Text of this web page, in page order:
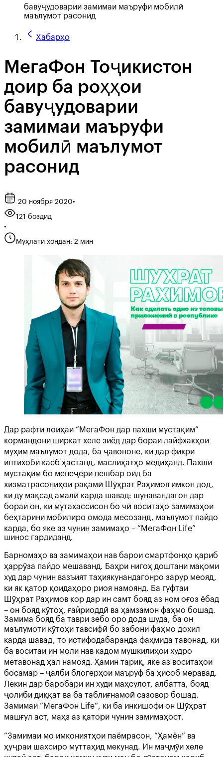
бавуҷудоварии замимаи маъруфи мобилӣ
маълумот расонид
Хабарҳо
МегаФон Тоҷикистон
доир ба роҳҳои
бавуҷудоварии
замимаи маъруфи
мобилӣ маълумот
расонид
20 ноября 2020•
121 боздид
•
Муҳлати хондан: 2 мин
Дар рафти лоиҳаи “МегаФон дар пахши мустақим”
кормандони ширкат хеле зиёд дар бораи лайфхакҳои
муҳим маълумот дода, ба ҷавононе, ки дар фикри
интихоби касб ҳастанд, маслиҳатҳо медиҳанд. Пахши
мустақим бо менеҷери пешбар оид ба
хизматрасониҳои рақамӣ Шӯҳрат Раҳимов имкон дод,
ки ду мақсад амалӣ карда шавад: шунавандагон дар
бораи он, ки мутахассисон бо чӣ воситаҳо замимаҳои
беҳтарини мобилиро омода месозанд, маълумот пайдо
карда, бо яке аз чунин замимаҳо – “МегаФон Life”
шинос гардиданд.
Барномаҳо ва замимаҳои нав барои смартфонҳо қариб
ҳаррӯза пайдо мешаванд. Баҳри нигоҳ доштани мақоми
худ дар чунин вазъият таҳиякунандагонро зарур меояд,
ки як қатор қоидаҳоро риоя намоянд. Ба гуфтаи
Шӯҳрат Раҳимов кор дар ин самт бояд аз ном оғоз ёбад
– он бояд кӯтоҳ, ғайриоддӣ ва ҳамзамон фаҳмо бошад.
Замима бояд ба таври зебо оро дода шуда, ба он
маълумоти кӯтоҳи тавсифӣ бо забони фаҳмо дохил
карда шавад, то истифодабаранда фаҳмида тавонад, ки
ба воситаи ин моли нав кадом мушкилиҳои худро
метавонад ҳал намояд. Ҳамин тариқ, яке аз воситаҳои
босамар – ҷалби блогерҳои маъруф ба ҳисоб меравад.
Лекин дар баробари ин худи маҳсулот, албатта, бояд
ҷолиби диққат ва ба таблиғнамоӣ сазовор бошад.
Замимаи “МегаФон Life”, ки ба инкишофи он Шӯҳрат
машғул аст, маҳз аз қатори чунин замимаҳост.
“Замимаи мо имкониятҳои паёмрасон, “Ҳамён” ва
ҳуҷраи шахсиро муттаҳид мекунад. Ин маҷмӯи хеле